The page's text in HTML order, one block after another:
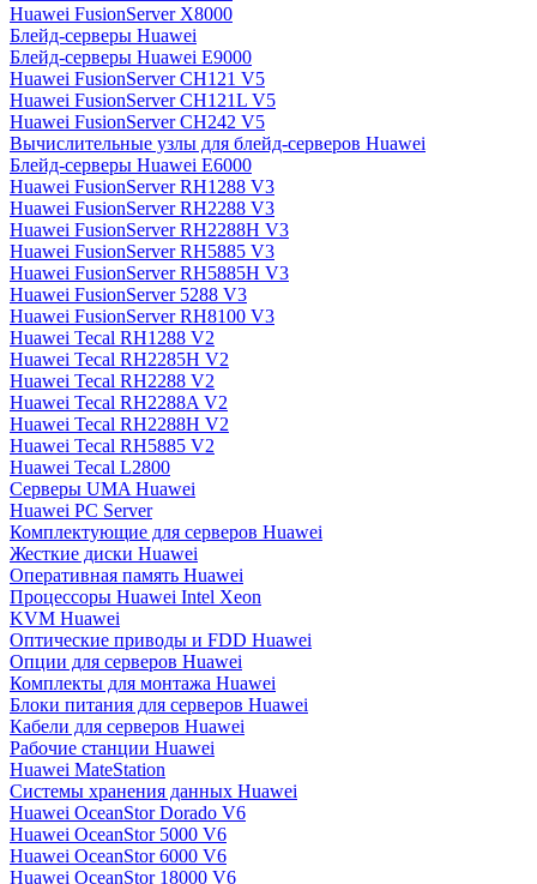
Huawei FusionServer X8000
Блейд-серверы Huawei
Блейд-серверы Huawei E9000
Huawei FusionServer CH121 V5
Huawei FusionServer CH121L V5
Huawei FusionServer CH242 V5
Вычислительные узлы для блейд-серверов Huawei
Блейд-серверы Huawei E6000
Huawei FusionServer RH1288 V3
Huawei FusionServer RH2288 V3
Huawei FusionServer RH2288H V3
Huawei FusionServer RH5885 V3
Huawei FusionServer RH5885H V3
Huawei FusionServer 5288 V3
Huawei FusionServer RH8100 V3
Huawei Tecal RH1288 V2
Huawei Tecal RH2285H V2
Huawei Tecal RH2288 V2
Huawei Tecal RH2288A V2
Huawei Tecal RH2288H V2
Huawei Tecal RH5885 V2
Huawei Tecal L2800
Серверы UMA Huawei
Huawei PC Server
Комплектующие для серверов Huawei
Жесткие диски Huawei
Оперативная память Huawei
Процессоры Huawei Intel Xeon
KVM Huawei
Оптические приводы и FDD Huawei
Опции для серверов Huawei
Комплекты для монтажа Huawei
Блоки питания для серверов Huawei
Кабели для серверов Huawei
Рабочие станции Huawei
Huawei MateStation
Системы хранения данных Huawei
Huawei OceanStor Dorado V6
Huawei OceanStor 5000 V6
Huawei OceanStor 6000 V6
Huawei OceanStor 18000 V6